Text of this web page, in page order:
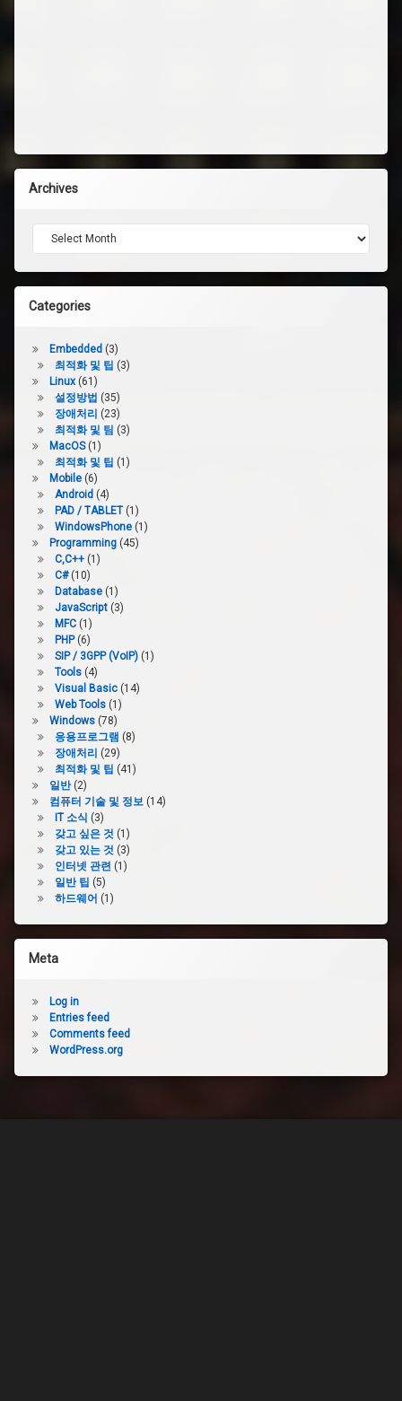
Archives
Archives
Categories
Embedded(3)
최적화 및 팁 (3)
Linux(61)
설정방법 (35)
장애처리 (23)
최적화 및 팀 (3)
MacOS(1)
최적화 및 팁 (1)
Mobile(6)
Android(4)
PAD / TABLET(1)
WindowsPhone(1)
Programming(45)
C,C++(1)
C#(10)
Database(1)
JavaScript(3)
MFC(1)
PHP(6)
SIP / 3GPP (VoIP)(1)
Tools(4)
Visual Basic(14)
Web Tools(1)
Windows(78)
응용프로그램 (8)
장애처리 (29)
최적화 및 팁 (41)
일반(2)
컴퓨터 기술 및 정보 (14)
IT 소식 (3)
갖고 싶은 것 (1)
갖고 있는 것 (3)
인터넷 관련 (1)
일반 팁 (5)
하드웨어 (1)
Meta
Log in
Entries feed
Comments feed
WordPress.org